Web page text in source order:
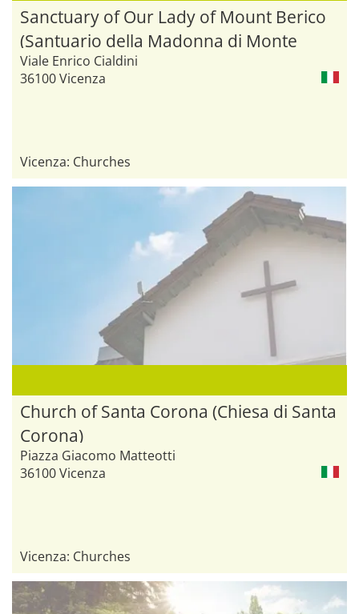
Sanctuary of Our Lady of Mount Berico
(Santuario della Madonna di Monte
Berico)
Viale Enrico Cialdini
36100 Vicenza
Vicenza: Churches
Church of Santa Corona (Chiesa di Santa
Corona)
Piazza Giacomo Matteotti
36100 Vicenza
Vicenza: Churches